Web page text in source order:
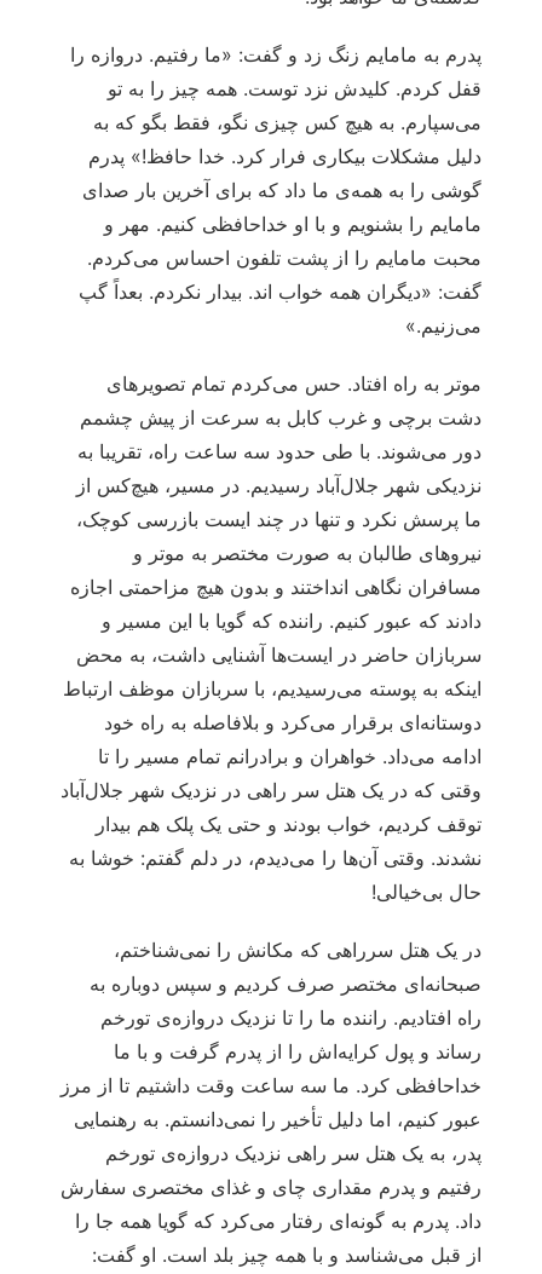
پدرم به مامایم زنگ زد و گفت: «ما رفتیم. دروازه را
قفل کردم. کلیدش نزد توست. همه چیز را به تو
می‌سپارم. به هیچ کس چیزی نگو، فقط بگو که به
دلیل مشکلات بیکاری فرار کرد. خدا حافظ!» پدرم
گوشی را به همه‌ی ما داد که برای آخرین بار صدای
مامایم را بشنویم و با او خداحافظی کنیم. مهر و
محبت مامایم را از پشت تلفون احساس می‌کردم.
گفت: «دیگران همه خواب اند. بیدار نکردم. بعداً گپ
می‌زنیم.»
موتر به راه افتاد. حس می‌کردم تمام تصویرهای
دشت برچی و غرب کابل به سرعت از پیش چشمم
دور می‌شوند. با طی حدود سه ساعت راه، تقریبا به
نزدیکی شهر جلال‌آباد رسیدیم. در مسیر، هیچ‌کس از
ما پرسش نکرد و تنها در چند ایست بازرسی کوچک،
نیروهای طالبان به صورت مختصر به موتر و
مسافران نگاهی انداختند و بدون هیچ مزاحمتی اجازه
دادند که عبور کنیم. راننده که گویا با این مسیر و
سربازان حاضر در ایست‌ها آشنایی داشت، به محض
اینکه به پوسته می‌رسیدیم، با سربازان موظف ارتباط
دوستانه‌ای برقرار می‌کرد و بلافاصله به راه خود
ادامه می‌داد. خواهران و برادرانم تمام مسیر را تا
وقتی که در یک هتل سر راهی در نزدیک شهر جلال‌آباد
توقف کردیم، خواب بودند و حتی یک پلک هم بیدار
نشدند. وقتی آن‌ها را می‌دیدم، در دلم گفتم: خوشا به
حال بی‌خیالی!
در یک هتل سرراهی که مکانش را نمی‌شناختم،
صبحانه‌ای مختصر صرف کردیم و سپس دوباره به
راه افتادیم. راننده ما را تا نزدیک دروازه‌ی تورخم
رساند و پول کرایه‌اش را از پدرم گرفت و با ما
خداحافظی کرد. ما سه ساعت وقت داشتیم تا از مرز
عبور کنیم، اما دلیل تأخیر را نمی‌دانستم. به رهنمایی
پدر، به یک هتل سر راهی نزدیک دروازه‌ی تورخم
رفتیم و پدرم مقداری چای و غذای مختصری سفارش
داد. پدرم به گونه‌ای رفتار می‌کرد که گویا همه جا را
از قبل می‌شناسد و با همه چیز بلد است. او گفت: